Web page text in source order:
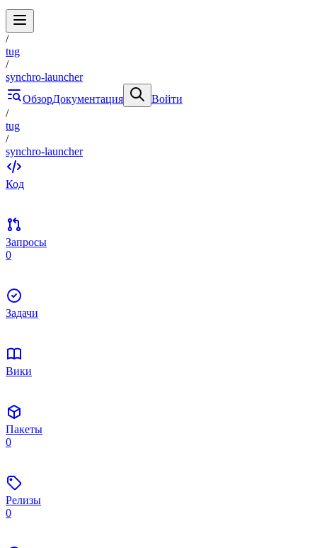
/
tug
/
synchro-launcher
ОбзорДокументация
Войти
/
tug
/
synchro-launcher
Код
Запросы
0
Задачи
Вики
Пакеты
0
Релизы
0